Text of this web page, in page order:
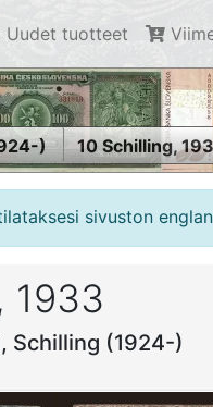
Uudet tuotteet
) 10 Schilling,
sivuston
1933
Schilling (1924-)